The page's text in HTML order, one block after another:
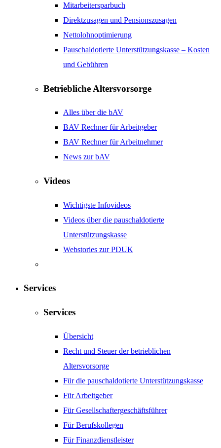
Mitarbeitersparbuch
Direktzusagen und Pensionszusagen
Nettolohnoptimierung
Pauschaldotierte Unterstützungskasse – Kosten
und Gebühren
Betriebliche Altersvorsorge
Alles über die bAV
BAV Rechner für Arbeitgeber
BAV Rechner für Arbeitnehmer
News zur bAV
Videos
Wichtigste Infovideos
Videos über die pauschaldotierte
Unterstützungskasse
Webstories zur PDUK
Services
Services
Übersicht
Recht und Steuer der betrieblichen
Altersvorsorge
Für die pauschaldotierte Unterstützungskasse
Für Arbeitgeber
Für Gesellschaftergeschäftsführer
Für Berufskollegen
Für Finanzdienstleister